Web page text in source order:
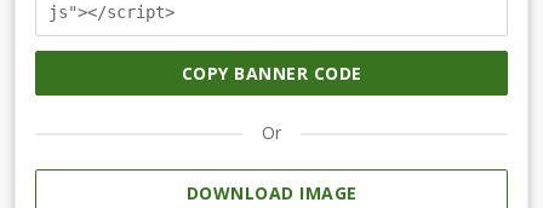
js"></script>
COPY BANNER CODE
Or
DOWNLOAD IMAGE